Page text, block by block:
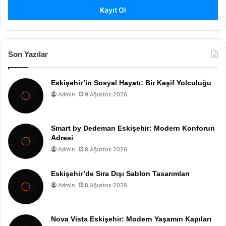
Kayıt Ol
Son Yazılar
Eskişehir’in Sosyal Hayatı: Bir Keşif Yolculuğu
Admin 9 Ağustos 2026
Smart by Dedeman Eskişehir: Modern Konforun
Adresi
Admin 8 Ağustos 2026
Eskişehir’de Sıra Dışı Sablon Tasarımları
Admin 8 Ağustos 2026
Nova Vista Eskişehir: Modern Yaşamın Kapıları